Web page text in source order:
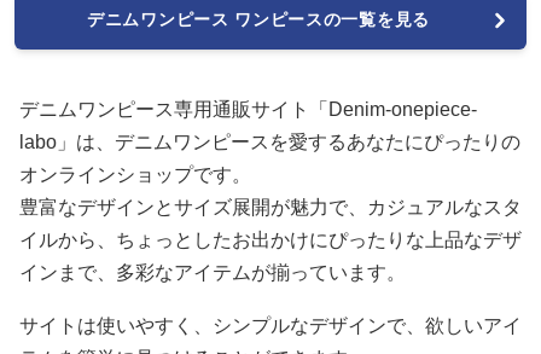
デニムワンピース ワンピースの一覧を見る
デニムワンピース専用通販サイト「Denim-onepiece-
labo」は、デニムワンピースを愛するあなたにぴったりの
オンラインショップです。
豊富なデザインとサイズ展開が魅力で、カジュアルなスタ
イルから、ちょっとしたお出かけにぴったりな上品なデザ
インまで、多彩なアイテムが揃っています。
サイトは使いやすく、シンプルなデザインで、欲しいアイ